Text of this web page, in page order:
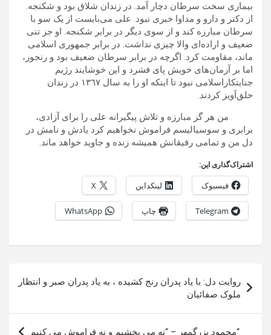
بیماری سخت سرطان دچار آمد. در زندان شلاق بود و شکنجه.
از دکتر و دارو و مداوا خبری نبود. علی می‌بایست از یک سو با
سرطان مبارزه کند و از سوی دیگر در برابر شکنجه. او جز تنی
ضعیف و اراده‌ای والا چیزی نداشت. در برابر جمهوری اسلامی
ماند، مقاومت کرد. اگرچه در برابر سرطان ضعیف بود و رنجور،
اما بر آرمان‌های خویش پای فشرد و این خوشايند رژيم
جنایتکاراسلامى نبود تا اينكه او را به سال ١٣٦٧ در زندان
حلق‌آويز كردند.
من هر گز مبارزه و تلاش پیگیرانه علی را برای آزادی،
برابری و سوسیالیسم فراموش نخواهیم کرد یادش و نامش در
دل من و تمامی رفیقانش همیشه زنده و جاوید خواهد ماند.
اشتراک‌گذاری این:
فیسبوک لینکداین X
Telegram چاپ WhatsApp
نوشته
روایت دل: با یاد پدران رنج کشیده ، به یاد پدران صبر و انتظار
ملوک صفائیان
“محمود بزرگمهر – “نه می بخشیم و نه فراموش می کنیم